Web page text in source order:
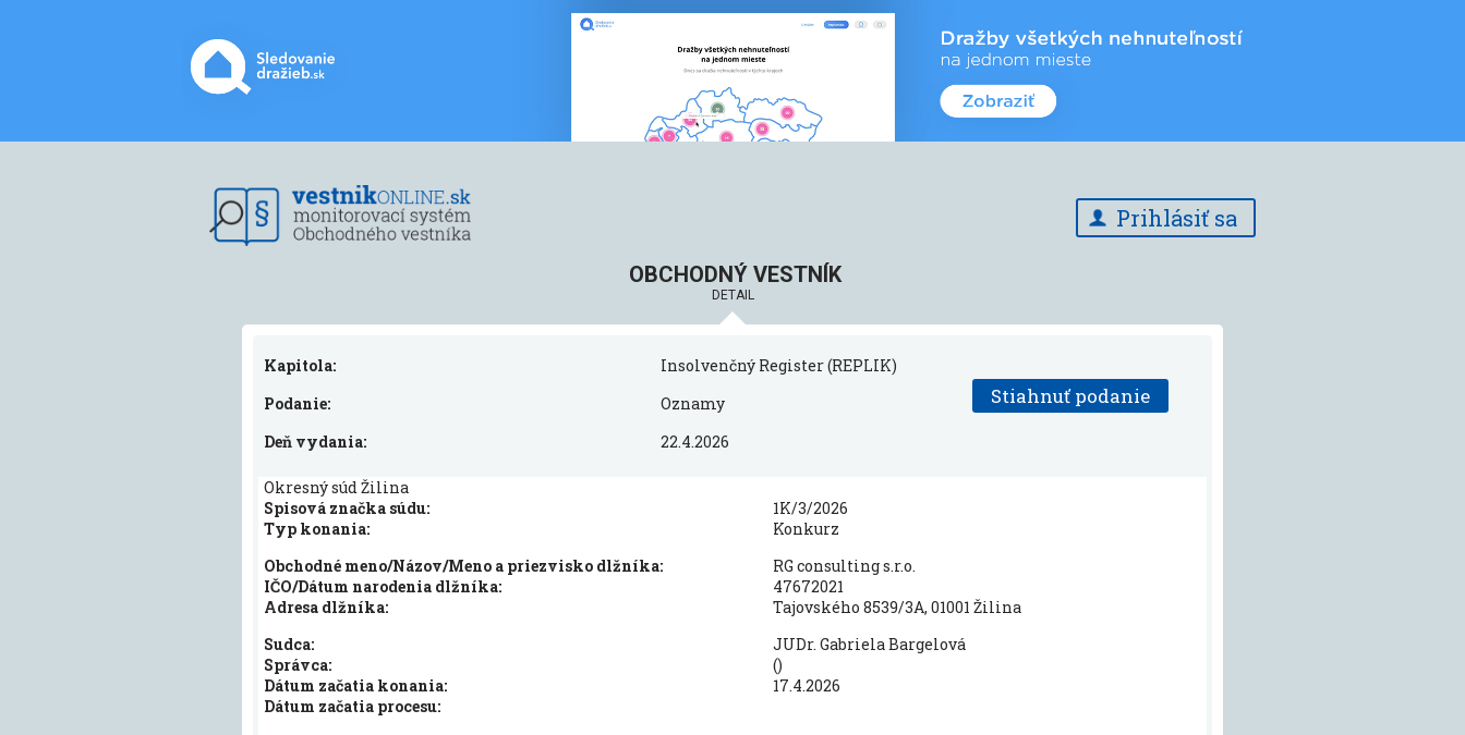
Prihlásiť sa
OBCHODNÝ VESTNÍK
DETAIL
Stiahnuť podanie
Kapitola:
Insolvenčný Register (REPLIK)
Podanie:
Oznamy
Deň vydania:
22.4.2026
Okresný súd Žilina
Spisová značka súdu:
1K/3/2026
Typ konania:
Konkurz
Obchodné meno/Názov/Meno a priezvisko dlžníka:
RG consulting s.r.o.
IČO/Dátum narodenia dlžníka:
47672021
Adresa dlžníka:
Tajovského 8539/3A, 01001 Žilina
Sudca:
JUDr. Gabriela Bargelová
Správca:
()
Dátum začatia konania:
17.4.2026
Dátum začatia procesu: